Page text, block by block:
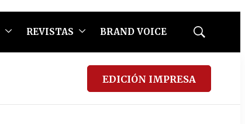
REVISTAS BRAND VOICE
Mostrar
EDICIÓN IMPRESA